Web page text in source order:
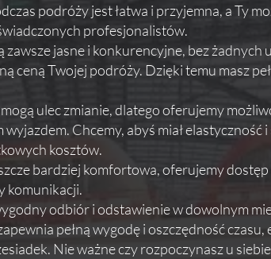
podróży jest łatwa i przyjemna, a Ty
profesjonalistów.
zawsze jasne i konkurencyjne, bez
ceną Twojej podróży. Dzięki temu masz
ulec zmianie, dlatego oferujemy
Chcemy, abyś miał elastyczność
kosztów.
bardziej komfortowa, oferujemy
komunikacji.
odbiór i odstawienie w dowolnym
pełną wygodę i oszczędność
Nie ważne czy rozpoczynasz u